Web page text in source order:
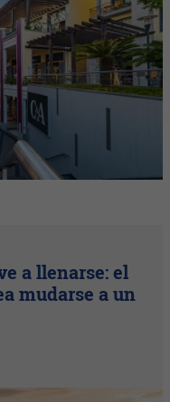
a llenarse: el
mudarse a un